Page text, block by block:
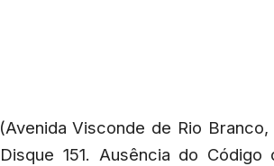
Visconde de Rio
151. Ausência do Código